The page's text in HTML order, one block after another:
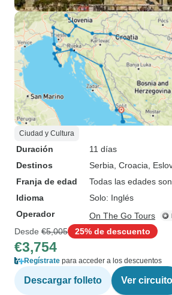
Ciudad y Cultura
Duración
11 días
Destinos
Serbia , Croacia ,
Franja de edad
Todas las edades
Idioma
Solo: Inglés
Operador
On The Go Tours
Desde €5,005 25% de descuento
€3,754
Regístrate para acceder a los descuentos
Descargar folleto Ver circuito